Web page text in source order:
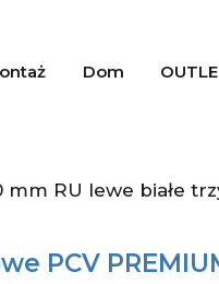
Dom
mm RU lewe białe
PCV